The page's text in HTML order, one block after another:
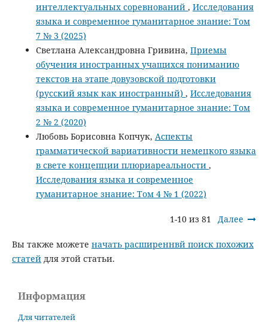
интеллектуальных соревнований , Исследования
языка и современное гуманитарное знание: Том
7 № 3 (2025)
Светлана Александровна Гривина, Приемы
обучения иностранных учащихся пониманию
текстов на этапе довузовской подготовки
(русский язык как иностранный) , Исследования
языка и современное гуманитарное знание: Том
2 № 2 (2020)
Любовь Борисовна Копчук, Аспекты
грамматической вариативности немецкого языка
в свете концепции плюриареальности ,
Исследования языка и современное
гуманитарное знание: Том 4 № 1 (2022)
1-10 из 81 Далее
Вы также можете начать расширеннвй поиск похожих
статейдля этой статьи.
Информация
Для читателей